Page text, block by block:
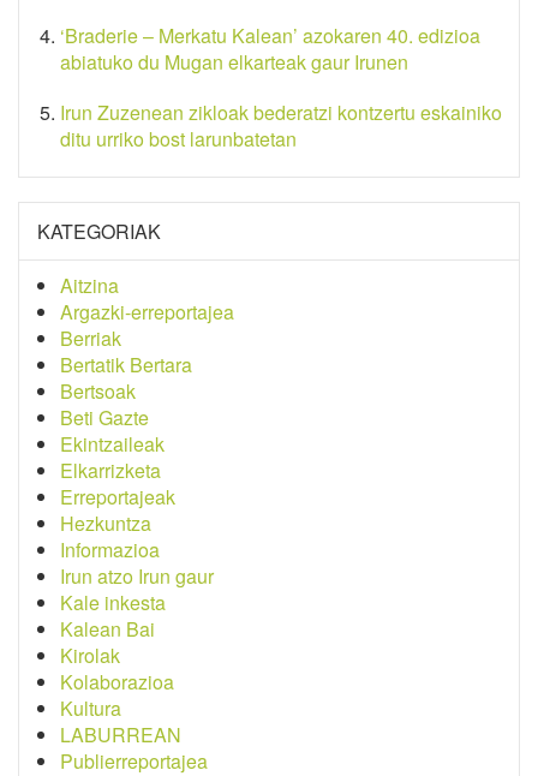
‘Braderie – Merkatu Kalean’ azokaren 40. edizioa
abiatuko du Mugan elkarteak gaur Irunen
Irun Zuzenean zikloak bederatzi kontzertu eskainiko
ditu urriko bost larunbatetan
KATEGORIAK
Aitzina
Argazki-erreportajea
Berriak
Bertatik Bertara
Bertsoak
Beti Gazte
Ekintzaileak
Elkarrizketa
Erreportajeak
Hezkuntza
Informazioa
Irun atzo Irun gaur
Kale inkesta
Kalean Bai
Kirolak
Kolaborazioa
Kultura
LABURREAN
Publierreportajea